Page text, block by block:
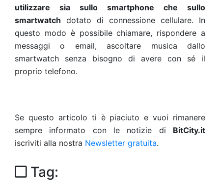
utilizzare sia sullo smartphone che sullo
smartwatch dotato di connessione cellulare. In
questo modo è possibile chiamare, rispondere a
messaggi o email, ascoltare musica dallo
smartwatch senza bisogno di avere con sé il
proprio telefono.
Se questo articolo ti è piaciuto e vuoi rimanere
sempre informato con le notizie di BitCity.it
iscriviti alla nostra Newsletter gratuita.
Tag: